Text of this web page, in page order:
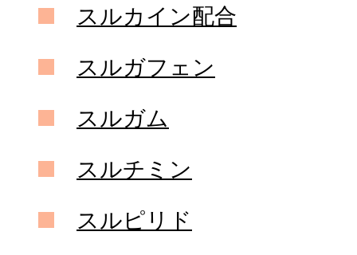
スルカイン配合
スルガフェン
スルガム
スルチミン
スルピリド